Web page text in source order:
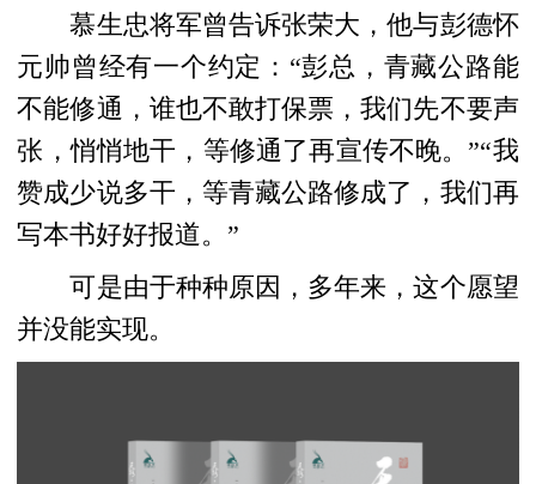
慕生忠将军曾告诉张荣大，他与彭德怀
元帅曾经有一个约定：“彭总，青藏公路能
不能修通，谁也不敢打保票，我们先不要声
张，悄悄地干，等修通了再宣传不晚。”“我
赞成少说多干，等青藏公路修成了，我们再
写本书好好报道。”
可是由于种种原因，多年来，这个愿望
并没能实现。